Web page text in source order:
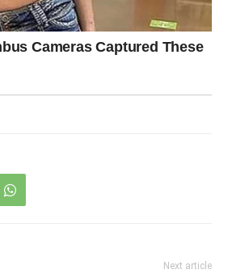
Next article